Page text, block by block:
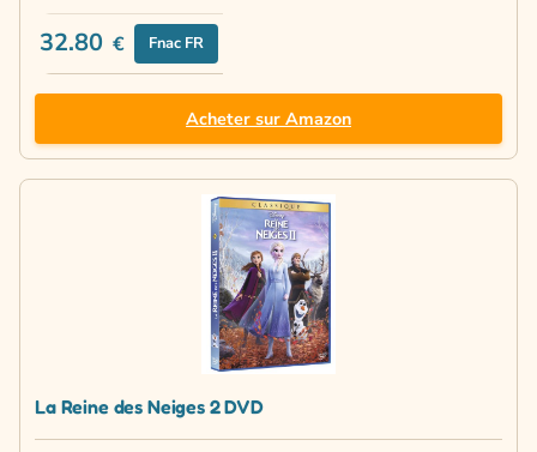
32.80 € Fnac FR
Acheter sur Amazon
La Reine des Neiges 2 DVD